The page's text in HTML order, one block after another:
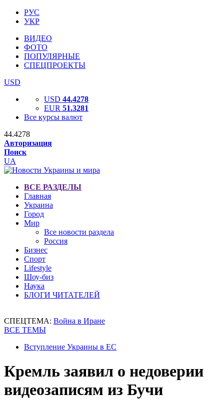
РУС
УКР
ВИДЕО
ФОТО
ПОПУЛЯРНЫЕ
СПЕЦПРОЕКТЫ
USD
USD 44.4278
EUR 51.3281
Все курсы валют
44.4278
Авторизация
Поиск
UA
ВСЕ РАЗДЕЛЫ
Главная
Украина
Город
Мир
Все новости раздела
Россия
Бизнес
Спорт
Lifestyle
Шоу-биз
Наука
БЛОГИ ЧИТАТЕЛЕЙ
СПЕЦТЕМА: Война в Иране
ВСЕ ТЕМЫ
Вступление Украины в ЕС
Кремль заявил о недоверии
видеозаписям из Бучи